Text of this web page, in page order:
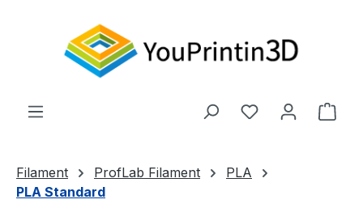
Du hast 0
Filament ProfLab Filament
PLA
PLA Standard